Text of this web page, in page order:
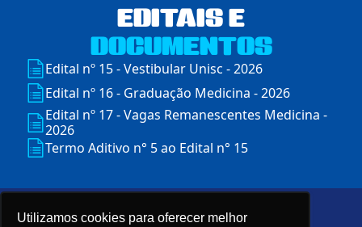
Utilizamos cookies para oferecer melhor
EDITAIS E
DOCUMENTOS
Edital nº 15 - Vestibular Unisc - 2026
Edital nº 16 - Graduação Medicina - 2026
Edital nº 17 - Vagas Remanescentes Medicina -
2026
Termo Aditivo n° 5 ao Edital n° 15